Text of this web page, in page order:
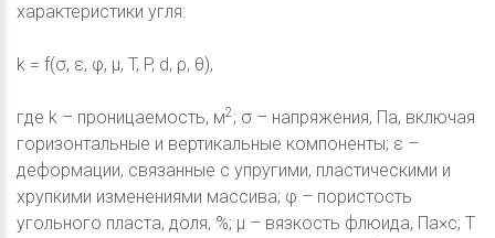
характеристики угля:
k = f(σ, ε, φ, μ, T, P, d, ρ, θ),
где k – проницаемость, м2; σ – напряжения, Па, включая
горизонтальные и вертикальные компоненты; ε –
деформации, связанные с упругими, пластическими и
хрупкими изменениями массива; φ – пористость
угольного пласта, доля, %; μ – вязкость флюида, Па×c; T